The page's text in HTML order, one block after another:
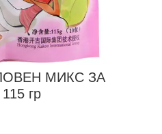
МИКС ЗА
гр